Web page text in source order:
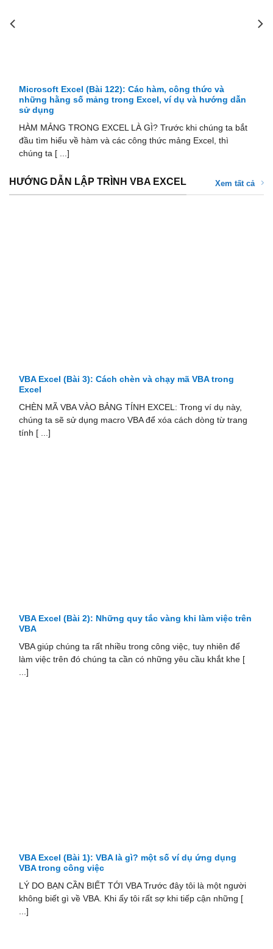
Microsoft Excel (Bài 121): Tự động cập nhật dữ liệu với
công cụ SPIN BUTTON
Cho bảng tính sau, sử dụng Spin Button để thay đổi nội
dung của Phiếu Xuất kho tương ứng theo mỗi số phiếu trong
bảng [ ...]
HƯỚNG DẪN LẬP TRÌNH VBA EXCEL Xem tất cả
VBA Excel (Bài 3): Cách chèn và chạy mã VBA trong
Excel
CHÈN MÃ VBA VÀO BẢNG TÍNH EXCEL: Trong ví dụ này,
chúng ta sẽ sử dụng macro VBA để xóa cách dòng từ trang
tính [ ...]
VBA Excel (Bài 2): Những quy tắc vàng khi làm việc trên
VBA
VBA giúp chúng ta rất nhiều trong công việc, tuy nhiên để
làm việc trên đó chúng ta cần có những yêu cầu khắt khe [
...]
VBA Excel (Bài 1): VBA là gì? một số ví dụ ứng dụng
VBA trong công việc
LÝ DO BẠN CẦN BIẾT TỚI VBA Trước đây tôi là một người
không biết gì về VBA. Khi ấy tôi rất sợ khi tiếp cận những [
...]